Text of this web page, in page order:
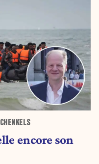
encore son